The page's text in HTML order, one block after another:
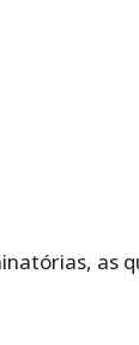
as